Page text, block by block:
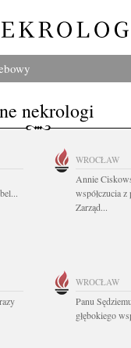
nekrologi
WROCŁAW
Annie
współczucia
Zarząd...
WROCŁAW
Panu
głębokiego